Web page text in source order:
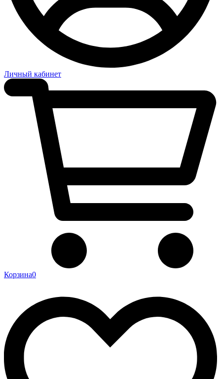
Личный кабинет
Корзина0